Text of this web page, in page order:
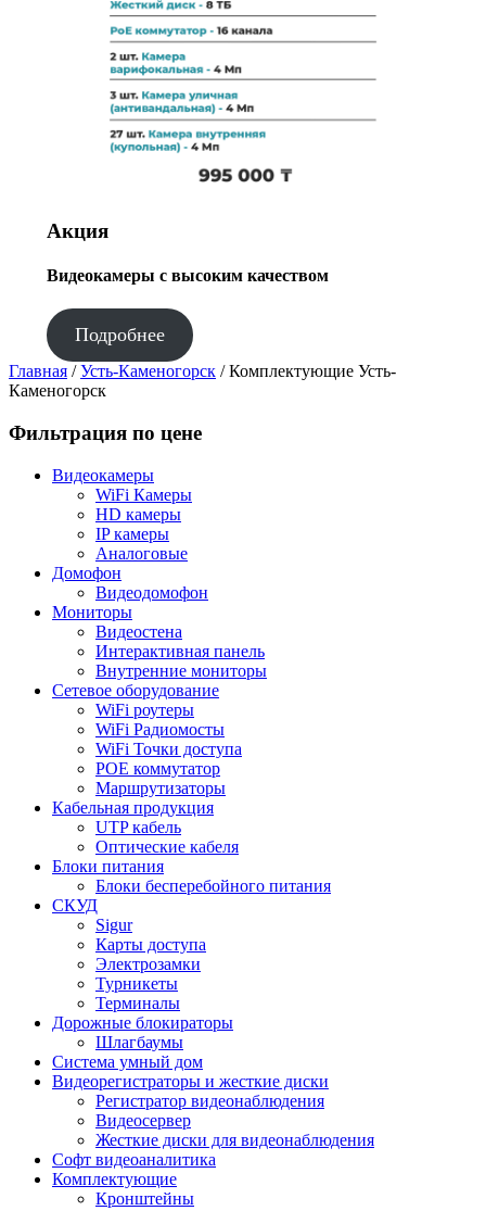
Акция
Видеокамеры с высоким качеством
Подробнее
Главная /Усть-Каменогорск / Комплектующие Усть-
Каменогорск
Фильтрация по цене
Видеокамеры
WiFi Камеры
HD камеры
IP камеры
Аналоговые
Домофон
Видеодомофон
Мониторы
Видеостена
Интерактивная панель
Внутренние мониторы
Сетевое оборудование
WiFi роутеры
WiFi Радиомосты
WiFi Точки доступа
POE коммутатор
Маршрутизаторы
Кабельная продукция
UTP кабель
Оптические кабеля
Блоки питания
Блоки бесперебойного питания
СКУД
Sigur
Карты доступа
Электрозамки
Турникеты
Терминалы
Дорожные блокираторы
Шлагбаумы
Cистема умный дом
Видеорегистраторы и жесткие диски
Регистратор видеонаблюдения
Видеосервер
Жесткие диски для видеонаблюдения
Софт видеоаналитика
Комплектующие
Кронштейны